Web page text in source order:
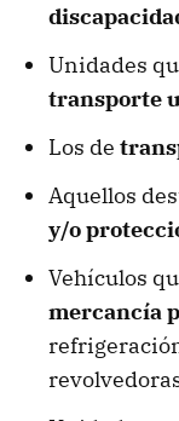
Unidades
transporte
Los de
Aquellos
y/o
Vehículos
mercancía